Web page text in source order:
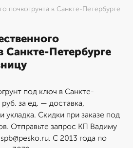
почвогрунта в Санкте-Петербурге
Санкте-Петербурге
под ключ в Санкте-
за ед. — доставка,
укладка. Скидки при заказе под
Отправьте запрос КП Вадиму
С 2013 года по